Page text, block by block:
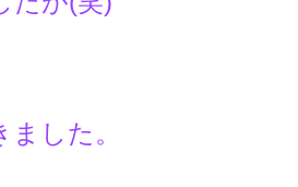
した。